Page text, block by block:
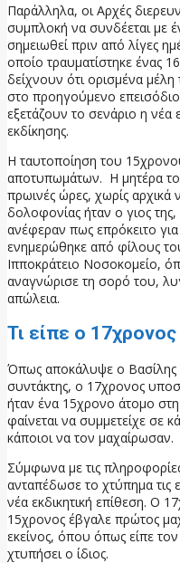
Παράλληλα, οι Αρχές
συμπλοκή να συνδέεται με
σημειωθεί πριν από λίγες
οποίο τραυματίστηκε ένας
δείχνουν ότι ορισμένα
στο προηγούμενο
εξετάζουν το σενάριο η νέα
εκδίκησης.
Η ταυτοποίηση του
αποτυπωμάτων. Η μητέρα
πρωινές ώρες, χωρίς αρχικά
δολοφονίας ήταν ο γιος
ανέφεραν πως επρόκειτο
ενημερώθηκε από φίλους
Ιπποκράτειο Νοσοκομείο,
αναγνώρισε τη σορό του,
απώλεια.
Τι είπε ο
Όπως αποκάλυψε ο Βασίλης
συντάκτης, ο 17χρονος
ήταν ένα 15χρονο άτομο
φαίνεται να συμμετείχε σε
κάποιοι να τον μαχαίρωσαν.
Σύμφωνα με τις
ανταπέδωσε το χτύπημα τις
νέα εκδικητική επίθεση. Ο
15χρονος έβγαλε πρώτος
εκείνος, όπου όπως είπε
χτυπήσει ο ίδιος.